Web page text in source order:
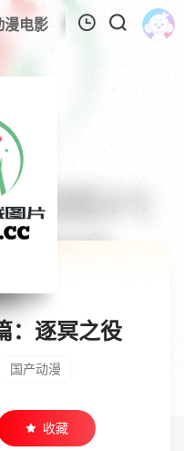
漫电影 欧美动漫 追剧
的记录
：逐冥之役
国产动漫
收藏